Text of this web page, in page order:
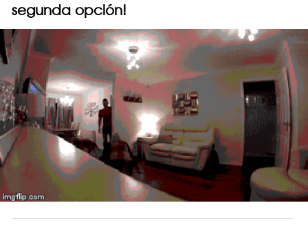
segunda opción!